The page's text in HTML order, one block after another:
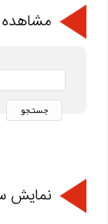
نمایش